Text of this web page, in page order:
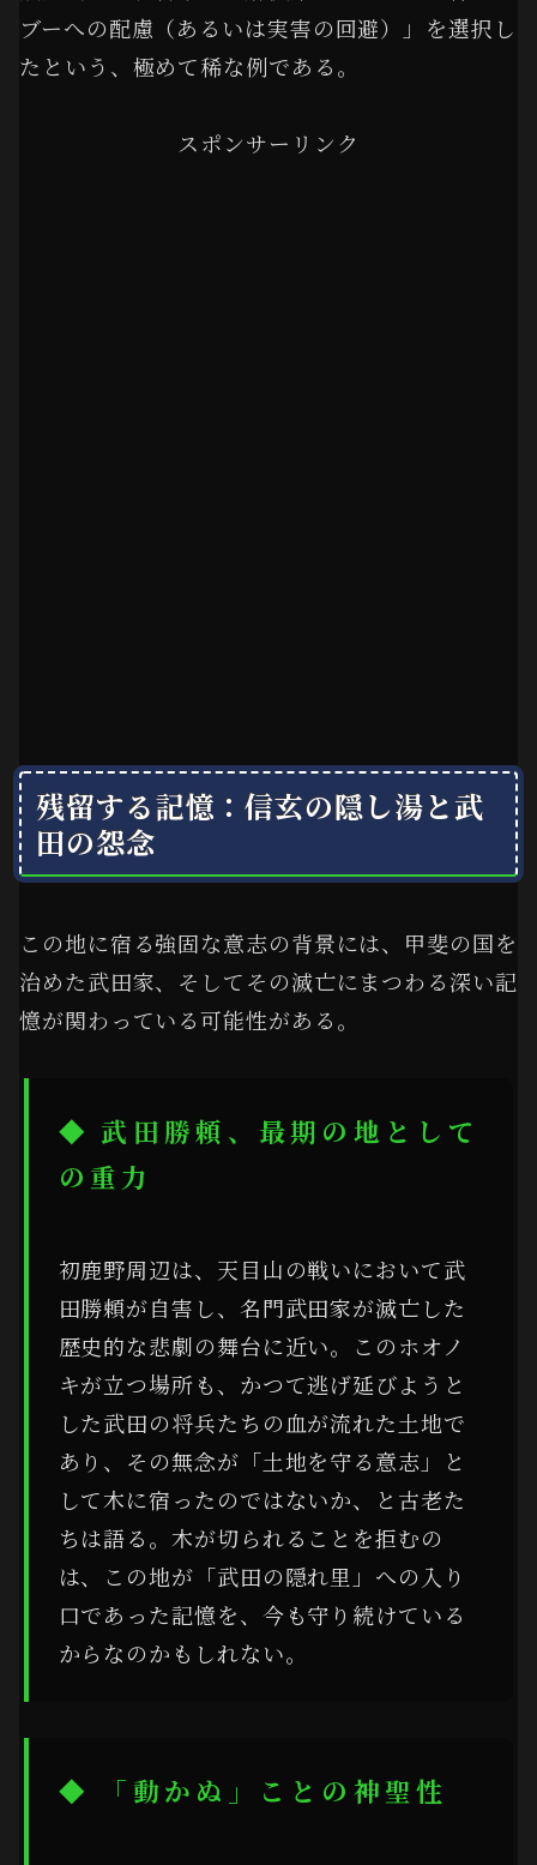
ブーへの配慮（あるいは実害の回避）」を選択し
たという、極めて稀な例である。
スポンサーリンク
残留する記憶：信玄の隠し湯と武
田の怨念
この地に宿る強固な意志の背景には、甲斐の国を
治めた武田家、そしてその滅亡にまつわる深い記
憶が関わっている可能性がある。
◆ 武田勝頼、最期の地として
の重力
初鹿野周辺は、天目山の戦いにおいて武
田勝頼が自害し、名門武田家が滅亡した
歴史的な悲劇の舞台に近い。このホオノ
キが立つ場所も、かつて逃げ延びようと
した武田の将兵たちの血が流れた土地で
あり、その無念が「土地を守る意志」と
して木に宿ったのではないか、と古老た
ちは語る。木が切られることを拒むの
は、この地が「武田の隠れ里」への入り
口であった記憶を、今も守り続けている
からなのかもしれない。
◆ 「動かぬ」ことの神聖性